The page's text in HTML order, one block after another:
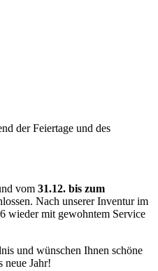
der Feiertage und des
vom 31.12. bis zum
Nach unserer Inventur im
wieder mit gewohntem Service
und wünschen Ihnen schöne
neue Jahr!